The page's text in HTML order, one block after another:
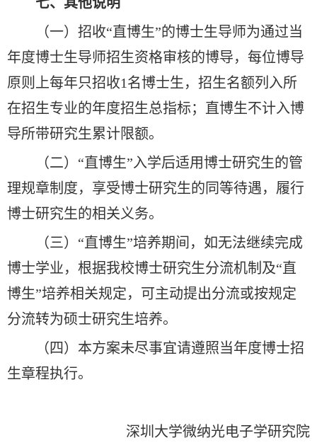
（一）招收“直博生”的博士生导师为通过当
年度博士生导师招生资格审核的博导，每位博导
原则上每年只招收1名博士生，招生名额列入所
在招生专业的年度招生总指标；直博生不计入博
导所带研究生累计限额。
（二）“直博生”入学后适用博士研究生的管
理规章制度，享受博士研究生的同等待遇，履行
博士研究生的相关义务。
（三）“直博生”培养期间，如无法继续完成
博士学业，根据我校博士研究生分流机制及“直
博生”培养相关规定，可主动提出分流或按规定
分流转为硕士研究生培养。
（四）本方案未尽事宜请遵照当年度博士招
生章程执行。
深圳大学微纳光电子学研究院